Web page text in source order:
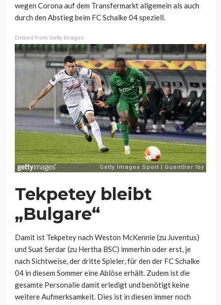
wegen Corona auf dem Transfermarkt allgemein als auch
durch den Abstieg beim FC Schalke 04 speziell.
Embed from Getty Images
Tekpetey bleibt
„Bulgare“
Damit ist Tekpetey nach Weston McKennie (zu Juventus)
und Suat Serdar (zu Hertha BSC) immerhin oder erst, je
nach Sichtweise, der dritte Spieler, für den der FC Schalke
04 in diesem Sommer eine Ablöse erhält. Zudem ist die
gesamte Personalie damit erledigt und benötigt keine
weitere Aufmerksamkeit. Dies ist in diesen immer noch